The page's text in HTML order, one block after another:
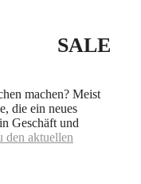
SALE
machen? Meist
die ein neues
Geschäft und
den aktuellen